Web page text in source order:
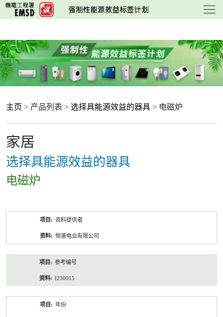
跳
至
要
内
容
主页 > 产品列表 > 选择具能源效益的器具 > 电磁炉
家居
选择具能源效益的器具
电磁炉
资料提供者
恒滙电业有限公司
参考编号
I230015
年份